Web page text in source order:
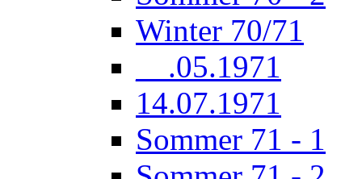
Winter 70/71
__.05.1971
14.07.1971
Sommer 71 - 1